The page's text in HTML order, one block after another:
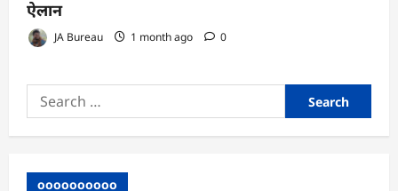
ऐलान
JA Bureau 1 month ago 0
Search
for:
oooooooooo